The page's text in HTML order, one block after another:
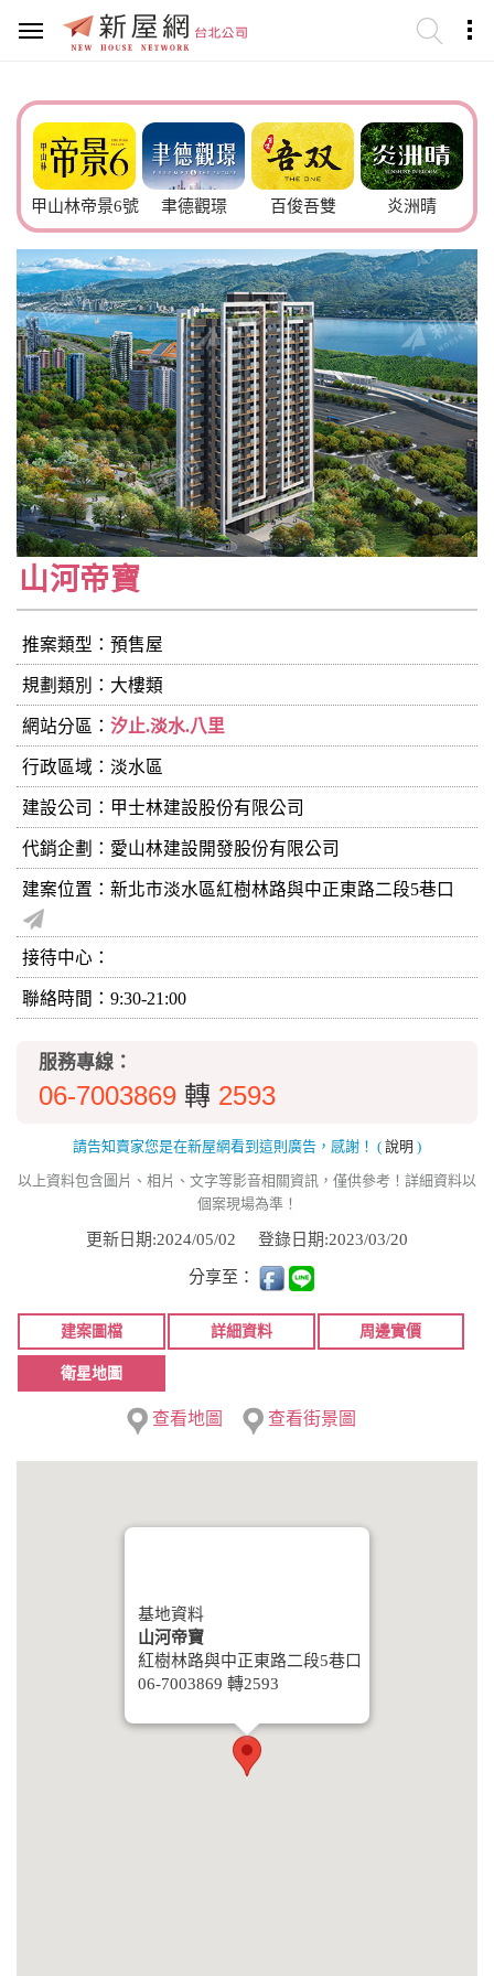
甲山林帝景6號 聿德觀璟 百俊吾雙 炎洲晴
山河帝寶
推案類型：預售屋
規劃類別：大樓類
網站分區： 汐止.淡水.八里
行政區域：淡水區
建設公司： 甲士林建設股份有限公司
代銷企劃：愛山林建設開發股份有限公司
建案位置：新北市淡水區紅樹林路與中正東路二段5巷口
接待中心：
聯絡時間：9:30-21:00
服務專線：
06-7003869 轉 2593
請告知賣家您是在新屋網看到這則廣告，感謝！ ( 說明 )
以上資料包含圖片、相片、文字等影音相關資訊，僅供參考！詳細資料以
個案現場為準！
更新日期:2024/05/02 登錄日期:2023/03/20
分享至：
建案圖檔 詳細資料 周邊實價
衛星地圖
查看地圖 查看街景圖
基地資料
山河帝寶
紅樹林路與中正東路二段5巷口
06-7003869 轉2593